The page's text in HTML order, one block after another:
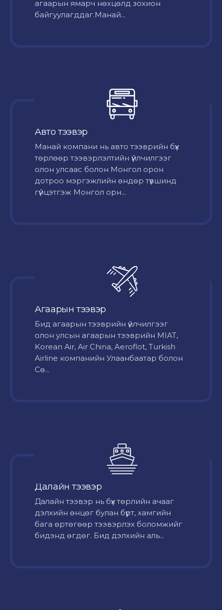
агаарын ямарч нөхцөлд зохион
байгуулагддаг.Манай...
Авто тээвэр
Mанай компани нь авто тээврийн бүх
төрлөөр тээвэрлэлтийн үйлчилгээг
олон улсаас болон Монгол орон
дотроо мэргэжлийн өндөр түвшинд
гүйцэтгэж Монгол орн...
Агаарын тээвэр
Бид агаарын тээврийн үйлчилгээг
олон улсын агаарын тээврийн MIAT,
Korean Air, Air China, Aeroflot, Turkish
Airline компанийн Улаанбаатар болон
Сө...
Далайн тээвэр
Далайн тээвэр нь бүх төрлийн ачааг
дэлхийн өнцөг булан бүрт, хамгийн
бага өртөгөөр тээвэрлэх боломжийг
бидэнд өгдөг. Бид дэлхийн аль...